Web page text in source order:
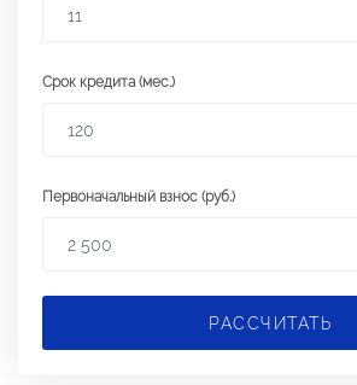
Срок кредита (мес.)
Первоначальный взнос (руб.)
РАССЧИТАТЬ